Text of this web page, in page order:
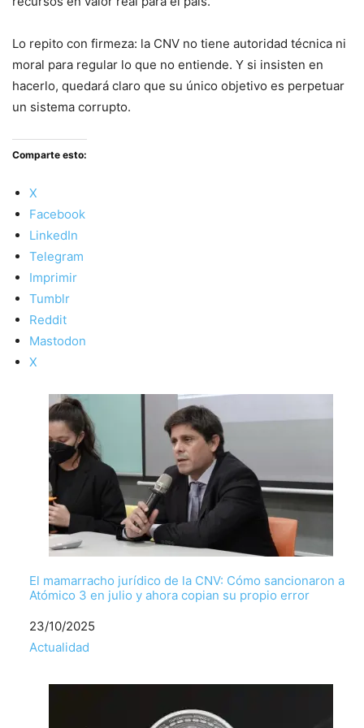
Lo repito con firmeza: la CNV no tiene autoridad técnica ni
moral para regular lo que no entiende. Y si insisten en
hacerlo, quedará claro que su único objetivo es perpetuar
un sistema corrupto.
Comparte esto:
X
Facebook
LinkedIn
Telegram
Imprimir
Tumblr
Reddit
Mastodon
X
El mamarracho jurídico de la CNV: Cómo sancionaron a
Atómico 3 en julio y ahora copian su propio error
Fecha
23/10/2025
Respecto a
Actualidad